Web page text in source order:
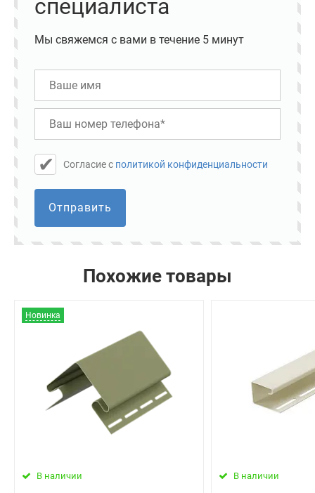
специалиста
Мы свяжемся с вами в течение 5 минут
Cогласие с политикой конфиденциальности
Отправить
Похожие товары
Новинка
В наличии В наличии